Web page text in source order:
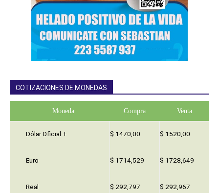
COTIZACIONES DE MONEDAS
Moneda Compra Venta
Dólar Oficial + $ 1470,00 $ 1520,00
Euro $ 1714,529 $ 1728,649
Real $ 292,797 $ 292,967